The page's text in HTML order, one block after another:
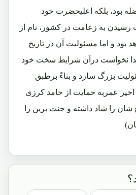
بود، بلکه اعلیحضرت خود
به زعامت در کشور، نام از
بود و اما مسئولیت آن در تاریخ
نخواست درآن شرایط سخت خود
بزرگ سازد و بناءً برطبق
اخیر عمربه حمایت از حامد کرزی
شان را شاد داشته و جنت برین را